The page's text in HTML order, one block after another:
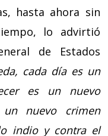
hasta ahora sin
lo advirtió
de Estados
cada día es un
es un nuevo
nuevo crimen
indio y contra el